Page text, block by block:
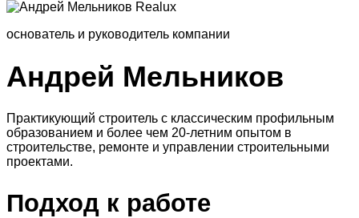
основатель и руководитель компании
Андрей Мельников
Практикующий строитель с классическим профильным
образованием и более чем 20-летним опытом в
строительстве, ремонте и управлении строительными
проектами.
Подход к работе